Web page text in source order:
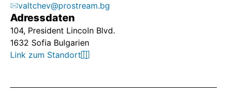
valtchev@prostream.bg
Adressdaten
104, President Lincoln Blvd.
1632 Sofia Bulgarien
Link zum Standort